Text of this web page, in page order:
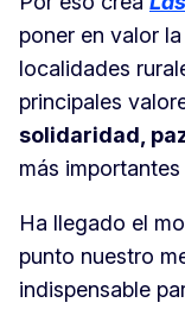
poner en valor
localidades
principales
solidaridad,
más
Ha llegado el
punto nuestro
indispensable